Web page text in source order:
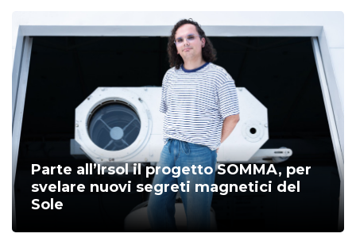
Parte all’Irsol il progetto SOMMA, per
svelare nuovi segreti magnetici del
Sole